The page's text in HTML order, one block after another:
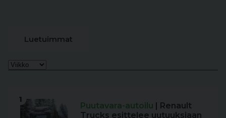
Luetuimmat
1
Puutavara-autoilu | Renault
Trucks esittelee uutuuksiaan